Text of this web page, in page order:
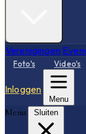
Verenigingen
Foto's Video's
Inloggen
Menu
Menu Sluiten